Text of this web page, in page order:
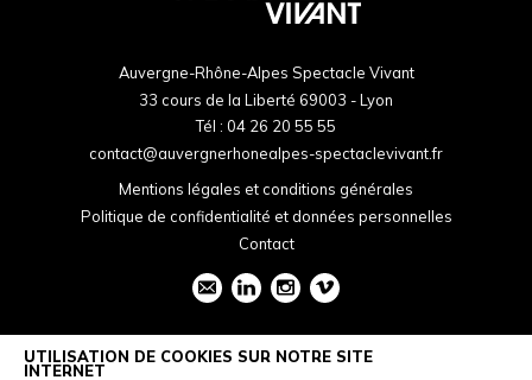
Auvergne-Rhône-Alpes Spectacle Vivant
33 cours de la Liberté 69003 - Lyon
Tél : 04 26 20 55 55
contact@auvergnerhonealpes-spectaclevivant.fr
Mentions légales et conditions générales
Politique de confidentialité et données personnelles
Contact
UTILISATION DE COOKIES SUR NOTRE SITE
INTERNET